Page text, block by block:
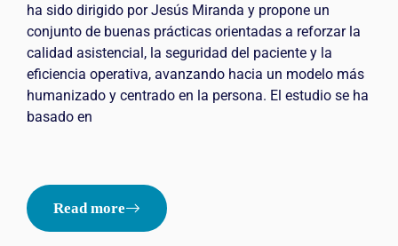
ha sido dirigido por Jesús Miranda y propone un
conjunto de buenas prácticas orientadas a reforzar la
calidad asistencial, la seguridad del paciente y la
eficiencia operativa, avanzando hacia un modelo más
humanizado y centrado en la persona. El estudio se ha
basado en
Read more